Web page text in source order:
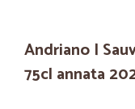
Andriano |
75cl annata